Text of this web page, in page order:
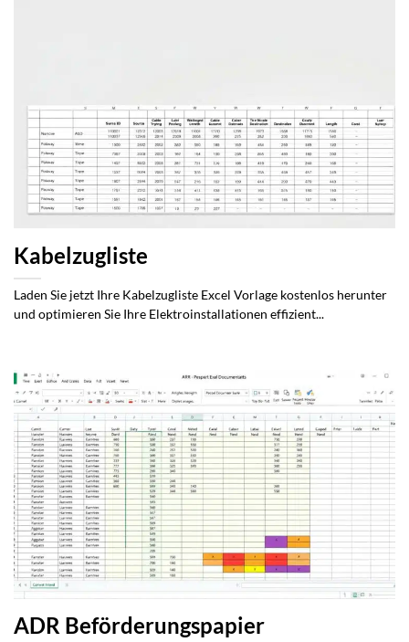
Kabelzugliste
Laden Sie jetzt Ihre Kabelzugliste Excel Vorlage kostenlos herunter
und optimieren Sie Ihre Elektroinstallationen effizient...
ADR Beförderungspapier